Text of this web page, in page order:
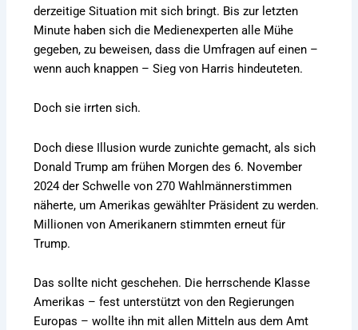
derzeitige Situation mit sich bringt. Bis zur letzten
Minute haben sich die Medienexperten alle Mühe
gegeben, zu beweisen, dass die Umfragen auf einen –
wenn auch knappen – Sieg von Harris hindeuteten.
Doch sie irrten sich.
Doch diese Illusion wurde zunichte gemacht, als sich
Donald Trump am frühen Morgen des 6. November
2024 der Schwelle von 270 Wahlmännerstimmen
näherte, um Amerikas gewählter Präsident zu werden.
Millionen von Amerikanern stimmten erneut für
Trump.
Das sollte nicht geschehen. Die herrschende Klasse
Amerikas – fest unterstützt von den Regierungen
Europas – wollte ihn mit allen Mitteln aus dem Amt